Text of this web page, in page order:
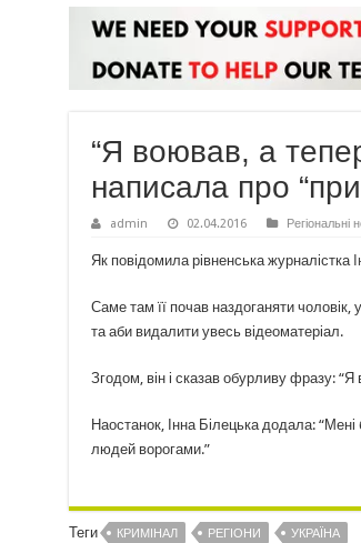
“Я воював, а
написала про
admin 02.04.2016 Регіональні
Як повідомила рівненська журналістка
Саме там її почав наздоганяти чоловік,
та аби видалити увесь відеоматеріал.
Згодом, він і сказав обурливу фразу:
Наостанок, Інна Білецька додала:
людей ворогами.”
Теги КРИМІНАЛ РЕГІОНИ УКРАЇНА